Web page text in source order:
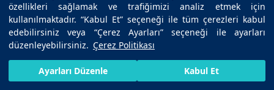
özellikleri sağlamak ve trafiğimizi analiz etmek için
kullanılmaktadır. “Kabul Et” seçeneği ile tüm çerezleri kabul
edebilirsiniz veya “Çerez Ayarları” seçeneği ile ayarları
düzenleyebilirsiniz. Çerez Politikası
Ayarları Düzenle Kabul Et
7/24 SAĞLIK HATTI
HIZLI RANDEVU AL BIZE ULAŞIN